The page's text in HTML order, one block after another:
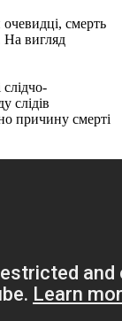
смерть
На вигляд
слідів
причину смерті